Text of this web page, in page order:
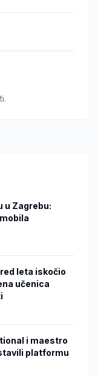
u Zagrebu:
leta iskočio
učenica
i maestro
platformu